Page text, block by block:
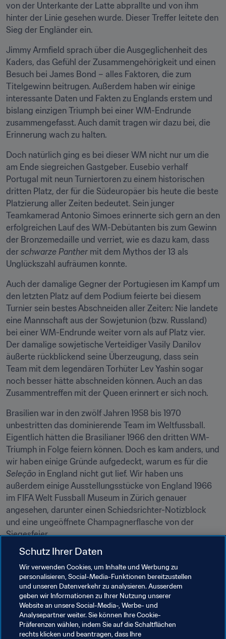
von der Unterkante der Latte abprallte und von ihm
hinter der Linie gesehen wurde. Dieser Treffer leitete den
Sieg der Engländer ein.
Jimmy Armfield sprach über die Ausgeglichenheit des
Kaders, das Gefühl der Zusammengehörigkeit und einen
Besuch bei James Bond – alles Faktoren, die zum
Titelgewinn beitrugen. Außerdem haben wir einige
interessante Daten und Fakten zu Englands erstem und
bislang einzigen Triumph bei einer WM-Endrunde
zusammengefasst. Auch damit tragen wir dazu bei, die
Erinnerung wach zu halten.
Doch natürlich ging es bei dieser WM nicht nur um die
am Ende siegreichen Gastgeber. Eusebio verhalf
Portugal mit neun Turniertoren zu einem historischen
dritten Platz, der für die Südeuropäer bis heute die beste
Platzierung aller Zeiten bedeutet. Sein junger
Teamkamerad Antonio Simoes erinnerte sich gern an den
erfolgreichen Lauf des WM-Debütanten bis zum Gewinn
der Bronzemedaille und verriet, wie es dazu kam, dass
der schwarze Panther mit dem Mythos der 13 als
Unglückszahl aufräumen konnte.
Auch der damalige Gegner der Portugiesen im Kampf um
den letzten Platz auf dem Podium feierte bei diesem
Turnier sein bestes Abschneiden aller Zeiten: Nie landete
eine Mannschaft aus der Sowjetunion (bzw. Russland)
bei einer WM-Endrunde weiter vorn als auf Platz vier.
Der damalige sowjetische Verteidiger Vasily Danilov
äußerte rückblickend seine Überzeugung, dass sein
Team mit dem legendären Torhüter Lev Yashin sogar
noch besser hätte abschneiden können. Auch an das
Zusammentreffen mit der Queen erinnert er sich noch.
Brasilien war in den zwölf Jahren 1958 bis 1970
unbestritten das dominierende Team im Weltfussball.
Eigentlich hätten die Brasilianer 1966 den dritten WM-
Triumph in Folge feiern können. Doch es kam anders, und
Seleção in England nicht gut lief. Wir haben uns
außerdem einige Ausstellungsstücke von England 1966
im FIFA Welt Fussball Museum in Zürich genauer
angesehen, darunter einen Schiedsrichter-Notizblock
und eine ungeöffnete Champagnerflasche von der
Siegesfeier.
In unserer faszinierenden Fotogalerie können die Fans
noch einmal die unglaubliche Atmosphäre
nachempfinden, die damals in ganz England herrschte,
und einige Schlüsselmoment des Turniers nochmals in
Augenschein nehmen. Wir hoffen, das Schwelgen in
Erinnerungen bereitet Ihnen ähnlich viel Vergnügen wie
uns!
Schutz Ihrer Daten
Wir verwenden Cookies, um Inhalte und Werbung zu
personalisieren, Social-Media-Funktionen bereitzustellen
und unseren Datenverkehr zu analysieren. Ausserdem
geben wir Informationen zu Ihrer Nutzung unserer
Website an unsere Social-Media-, Werbe- und
Analysepartner weiter. Sie können Ihre Cookie-
Präferenzen wählen, indem Sie auf die Schaltflächen
rechts klicken und beantragen, dass Ihre